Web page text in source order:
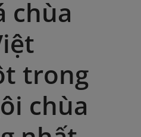
chùa
trong
chùa